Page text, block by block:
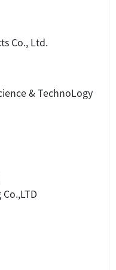
Co., Ltd.
& TechnoLogy